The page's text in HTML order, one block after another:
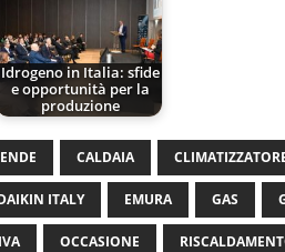
Idrogeno in Italia: sfide
e opportunità per la
produzione
CALDAIA
ITALY EMURA GAS
OCCASIONE